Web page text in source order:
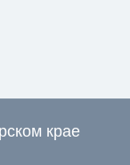
крае